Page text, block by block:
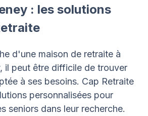
: les solutions
d'une maison de retraite à
il peut être difficile de trouver
à ses besoins. Cap Retraite
personnalisées pour
seniors dans leur recherche.